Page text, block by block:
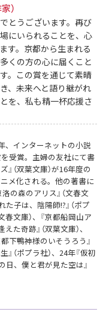
）
とうございます。再び
にいられることを、心
す。京都から生まれる
くの方の心に届くこと
。この賞を通じて素晴
、未来へと語り継がれ
を、私も精一杯応援さ
、インターネットの小説
受賞。主婦の友社にて書
（双葉文庫）が16年度の
メ化される。他の著書に
洛の森のアリス』（文春文
た子は、陰陽師!?』（ポプ
春文庫）、『京都船岡山ア
た奇跡』（双葉文庫）、
都下鴨神様のいそうろう』
（ポプラ社）、24年『仮初
日、僕と君が見た空は』